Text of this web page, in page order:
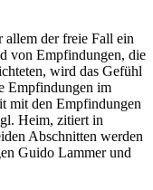
allem der freie Fall ein
von Empfindungen, die
wird das Gefühl
Empfindungen im
mit den Empfindungen
Heim, zitiert in
Abschnitten werden
Guido Lammer und